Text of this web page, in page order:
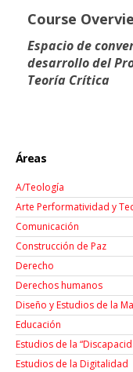
Course
Espacio de
desarrollo del
Teoría Crítica
Áreas
A/Teología
Arte Performatividad y
Comunicación
Construcción de Paz
Derecho
Derechos humanos
Diseño y Estudios de la
Educación
Estudios de la
Estudios de la Digitalidad